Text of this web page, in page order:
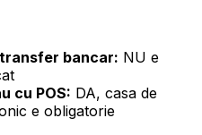
bancar: NU e
cu POS: DA, casa de
e obligatorie